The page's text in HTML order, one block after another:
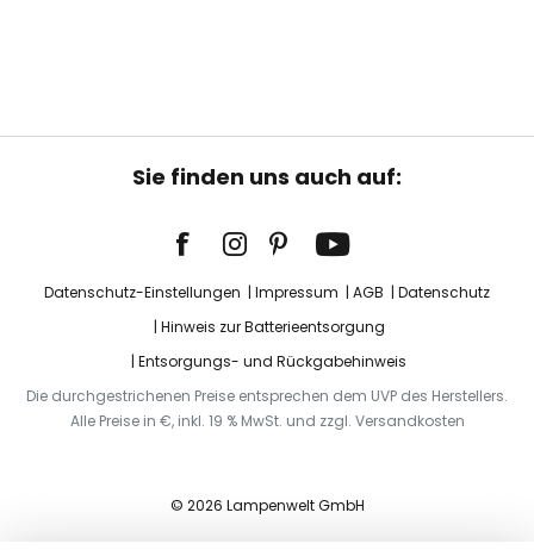
Sie finden uns auch auf:
Datenschutz-Einstellungen Impressum AGB
Datenschutz
Hinweis zur Batterieentsorgung
Entsorgungs- und Rückgabehinweis
Die durchgestrichenen Preise entsprechen dem UVP des Herstellers.
Alle Preise in €, inkl. 19 % MwSt. und zzgl. Versandkosten
© 2026 Lampenwelt GmbH